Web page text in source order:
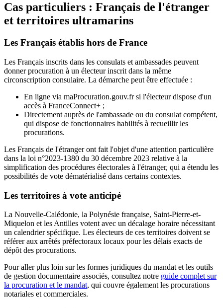
Cas particuliers : Français de l'étranger
et territoires ultramarins
Les Français établis hors de France
Les Français inscrits dans les consulats et ambassades peuvent
donner procuration à un électeur inscrit dans la même
circonscription consulaire. La démarche peut être effectuée :
En ligne via maProcuration.gouv.fr si l'électeur dispose d'un
accès à FranceConnect+ ;
Directement auprès de l'ambassade ou du consulat compétent,
qui dispose de fonctionnaires habilités à recueillir les
procurations.
Les Français de l'étranger ont fait l'objet d'une attention particulière
dans la loi n°2023-1380 du 30 décembre 2023 relative à la
simplification des procédures électorales à l'étranger, qui a étendu les
possibilités de vote dématérialisé dans certains contextes.
Les territoires à vote anticipé
La Nouvelle-Calédonie, la Polynésie française, Saint-Pierre-et-
Miquelon et les Antilles votent avec un décalage horaire nécessitant
un calendrier spécifique. Les électeurs de ces territoires doivent se
référer aux arrêtés préfectoraux locaux pour les délais exacts de
dépôt des procurations.
Pour aller plus loin sur les formes juridiques du mandat et les outils
de gestion documentaire associés, consultez notre guide complet sur
la procuration et le mandat, qui couvre également les procurations
notariales et commerciales.